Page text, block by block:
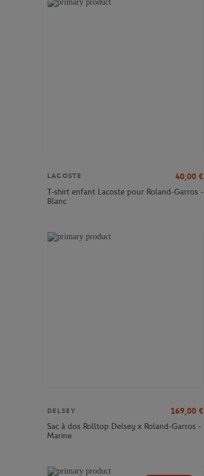
LACOSTE 40,00 €
T-shirt enfant Lacoste pour Roland-Garros -
Blanc
DELSEY 169,00 €
Sac à dos Rolltop Delsey x Roland-Garros -
Marine